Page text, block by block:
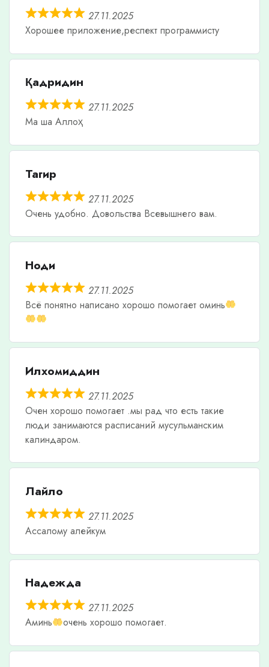
27.11.2025
Хорошее приложение,респект программисту
Қадридин
27.11.2025
Ма ша Аллоҳ
Тагир
27.11.2025
Очень удобно. Довольства Всевышнего вам.
Ноди
27.11.2025
Всë понятно написано хорошо помогает оминь
Илхомиддин
27.11.2025
Очен хорошо помогает .мы рад что есть такие
люди занимаются расписаний мусульманским
калиндаром.
Лайло
27.11.2025
Ассалому алейкум
Надежда
27.11.2025
Аминь
очень хорошо помогает.